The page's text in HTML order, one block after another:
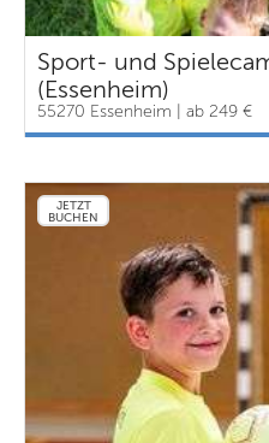
Sport- und
(Essenheim)
55270 Essenheim | ab 249 €
JETZT
BUCHEN